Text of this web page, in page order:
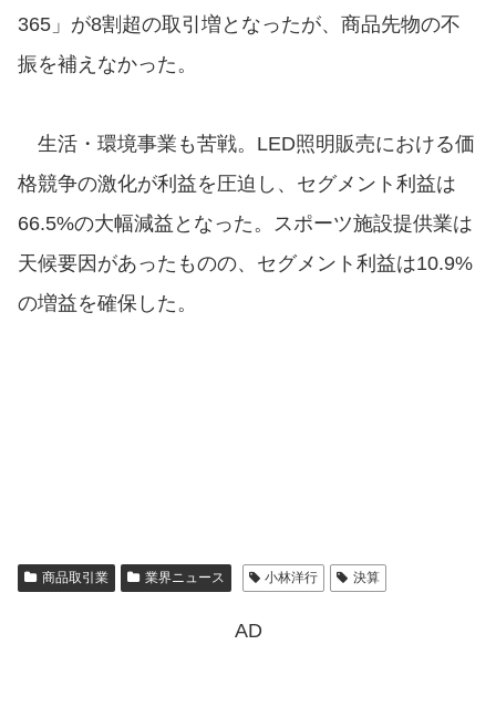
365」が8割超の取引増となったが、商品先物の不
振を補えなかった。
生活・環境事業も苦戦。LED照明販売における価
格競争の激化が利益を圧迫し、セグメント利益は
66.5%の大幅減益となった。スポーツ施設提供業は
天候要因があったものの、セグメント利益は10.9%
の増益を確保した。
商品取引業 業界ニュース 小林洋行 決算
AD